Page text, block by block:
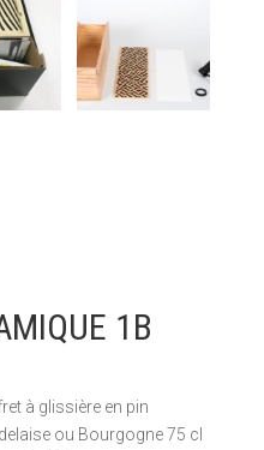
1B
à glissière en pin
ou Bourgogne 75 cl